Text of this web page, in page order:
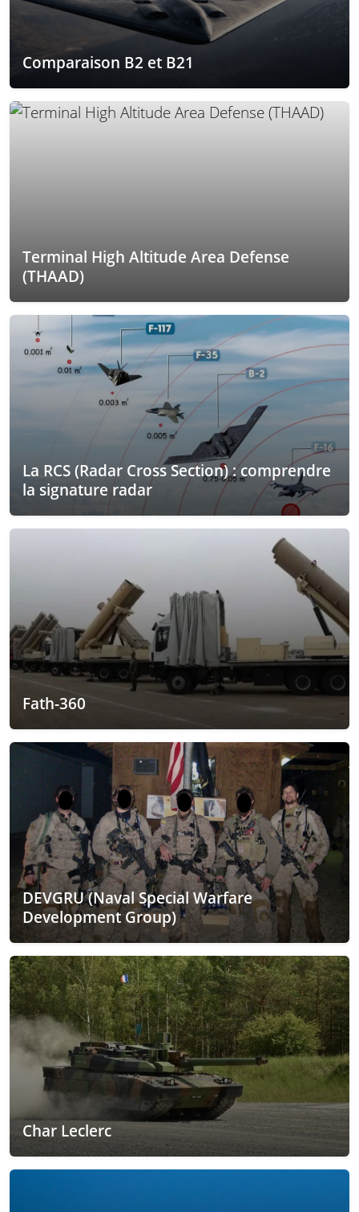
Comparaison B2 et B21
Terminal High Altitude Area Defense
(THAAD)
La RCS (Radar Cross Section) : comprendre
la signature radar
Fath-360
DEVGRU (Naval Special Warfare
Development Group)
Char Leclerc